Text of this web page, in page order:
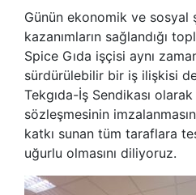
Günün ekonomik ve sosyal
kazanımların sağlandığı
Spice Gıda işçisi aynı
sürdürülebilir bir iş ilişkisi
Tekgıda-İş Sendikası
sözleşmesinin
katkı sunan tüm taraflara
uğurlu olmasını diliyoruz.